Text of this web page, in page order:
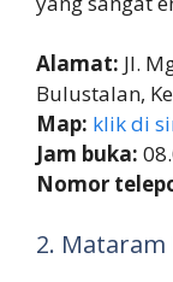
Alamat: Jl.
Bulustalan,
Map: klik di
Jam buka:
Nomor
2. Mataram